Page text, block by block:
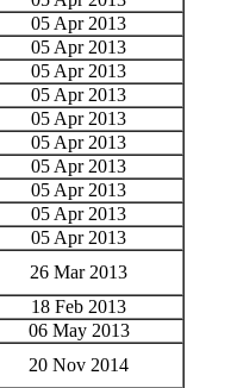
05 Apr 2013
05 Apr 2013
05 Apr 2013
05 Apr 2013
05 Apr 2013
05 Apr 2013
05 Apr 2013
05 Apr 2013
05 Apr 2013
05 Apr 2013
26 Mar 2013
18 Feb 2013
06 May 2013
20 Nov 2014